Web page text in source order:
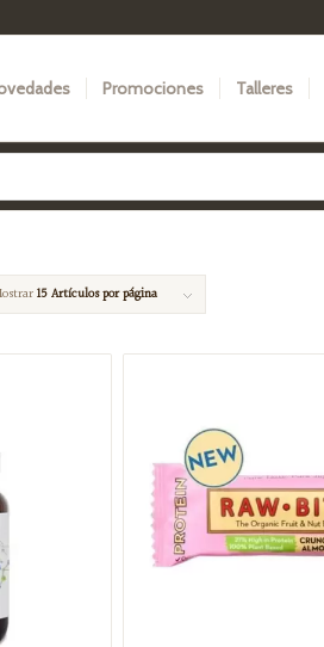
Promociones Talleres
15 Artículos por página